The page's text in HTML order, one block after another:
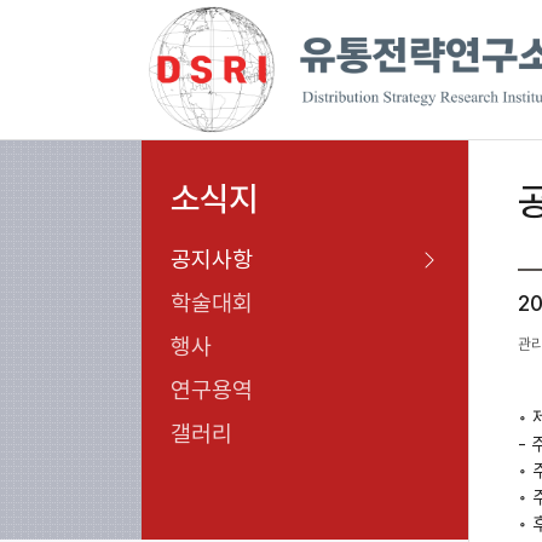
소식지
공지사항
학술대회
행사
연구용역
갤러리
관
◦
-
◦
◦
◦